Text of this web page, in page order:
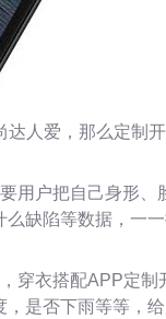
达人爱，那么定制
用户把自己身形
缺陷等数据，一
穿衣搭配APP定
是否下雨等等，